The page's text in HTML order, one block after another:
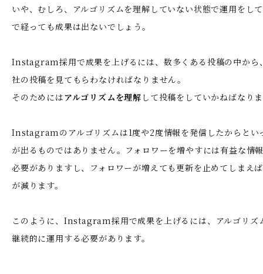
いや、むしろ、アルゴリズムを理解していない状態で運用をし
で経っても成果は出ないでしょう。
Instagram採用で成果を上げるには、数多くある投稿の中から
社の投稿を見てもらわなければなりません。
そのためにはアルゴリズムを理解 して投稿をしていかねばなり
Instagramのアルゴリズムは1度や2度情報を発信したからとい
が出るものではありません。フォロワーを増やすには有益な情
必要がありますし、フォロワーが増えても更新を止めてしまえ
が減ります。
このように、Instagram採用で成果を上げるには、アルゴリズ
継続的に運用する必要があります。